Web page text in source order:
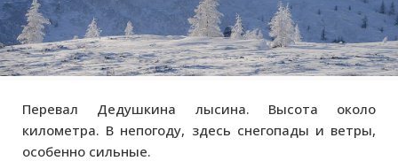
Перевал Дедушкина лысина. Высота около
километра. В непогоду, здесь снегопады и ветры,
особенно сильные.